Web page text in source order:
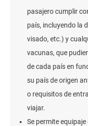
pasajero cumplir
país, incluyendo la
visado, etc.) y
vacunas, que
de cada país en
su país de origen
o requisitos de
viajar.
Se permite